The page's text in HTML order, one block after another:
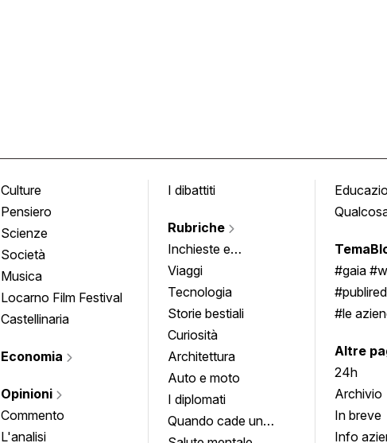
Culture
Pensiero
Scienze
Società
Musica
Locarno Film Festival
Castellinaria
Economia
Opinioni
Commento
L'analisi
I dibattiti
Rubriche
Inchieste e
approfondimenti
Viaggi
Tecnologia
Storie bestiali
Curiosità
Architettura
Auto e moto
I diplomati
Quando cade un
#gaia
#le
Altre
24h
Archivio
In breve
Info